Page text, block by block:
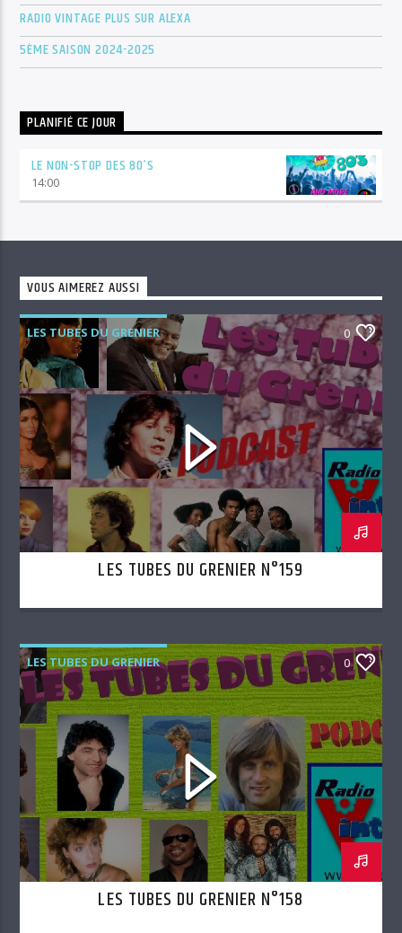
RADIO VINTAGE PLUS SUR ALEXA
5ÈME SAISON 2024-2025
PLANIFIÉ CE JOUR
LE NON-STOP DES 80’S
14:00
VOUS AIMEREZ AUSSI
LES TUBES DU GRENIER 0
LES TUBES DU GRENIER N°159
LES TUBES DU GRENIER 0
LES TUBES DU GRENIER N°158